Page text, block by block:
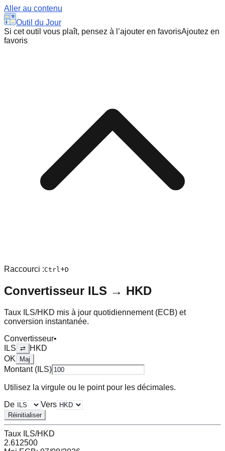
Aller au contenu
Outil du Jour
Si cet outil vous plaît, pensez à l’ajouter en favorisAjoutez en
favoris
Raccourci :Ctrl+D
Convertisseur ILS → HKD
Taux ILS/HKD mis à jour quotidiennement (ECB) et
conversion instantanée.
Convertisseur•
ILS ⇄
HKD
OK
Maj
Montant ( ILS)
Utilisez la virgule ou le point pour les décimales.
De
Vers
Réinitialiser
Taux ILS/HKD
2.612500